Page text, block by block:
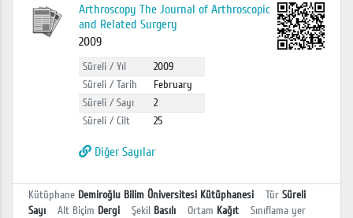
Arthroscopy The Journal of Arthroscopic
and Related Surgery
2009
Süreli / Yıl
2009
Süreli / Tarih
February
Süreli / Sayı
2
Süreli / Cilt
25
Diğer Sayılar
Kütüphane Demiroğlu Bilim Üniversitesi Kütüphanesi Tür Süreli
Sayı
Alt Biçim Dergi Şekil Basılı Ortam Kağıt
Sınıflama yer